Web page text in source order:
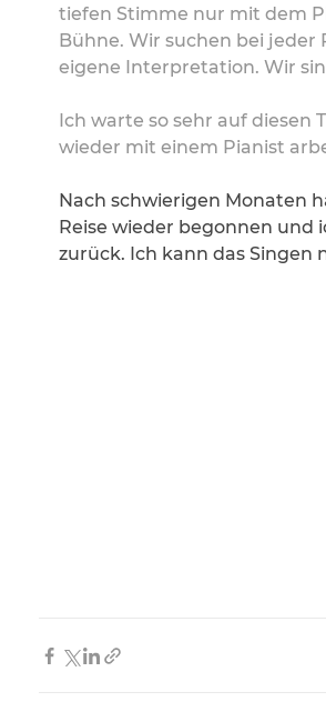
tiefen Stimme nur mit dem
Bühne. Wir suchen bei jeder
eigene Interpretation. Wir
Ich warte so sehr auf diesen
wieder mit einem Pianist
Nach schwierigen Monaten
Reise wieder begonnen und
zurück. Ich kann das Singen